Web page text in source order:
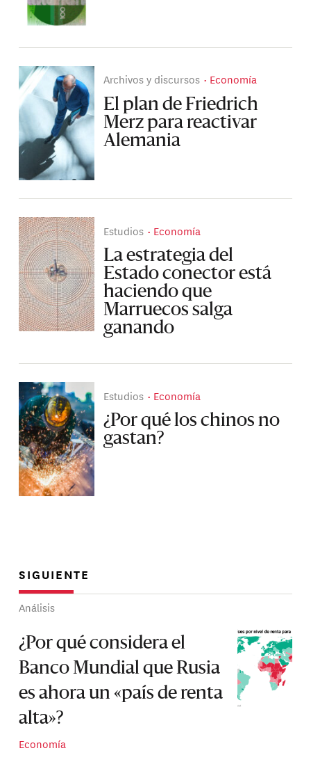
Archivos y discursos Economía
El plan de Friedrich
Merz para reactivar
Alemania
Estudios Economía
La estrategia del
Estado conector está
haciendo que
Marruecos salga
ganando
Estudios Economía
¿Por qué los chinos no
gastan?
SIGUIENTE
Análisis
¿Por qué considera el
Banco Mundial que Rusia
es ahora un «país de renta
alta»?
Economía